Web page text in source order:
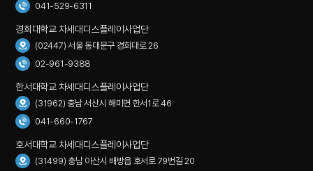
041-529-6311
경희대학교 차세대디스플레이사업단
(02447) 서울 동대문구 경희대로 26
02-961-9388
한서대학교 차세대디스플레이사업단
(31962) 충남 서산시 해미면 한서1로 46
041-660-1767
호서대학교 차세대디스플레이사업단
(31499) 충남 아산시 배방읍 호서로 79번길 20